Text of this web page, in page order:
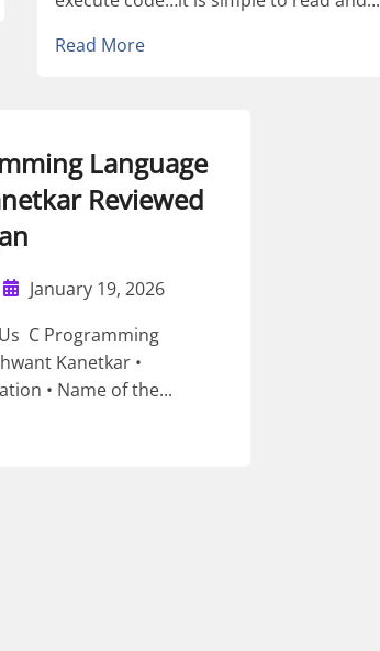
Read More
Language
Reviewed
January 19, 2026
C Programming
Kanetkar •
• Name of the...